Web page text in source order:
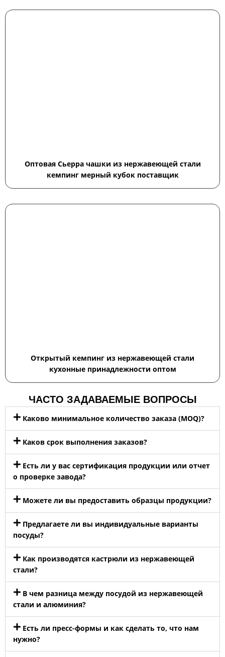
Оптовая Сьерра чашки из нержавеющей стали
кемпинг мерный кубок поставщик
Открытый кемпинг из нержавеющей стали
кухонные принадлежности оптом
ЧАСТО ЗАДАВАЕМЫЕ ВОПРОСЫ
Каково минимальное количество заказа (MOQ)?
Каков срок выполнения заказов?
Есть ли у вас сертификация продукции или отчет
о проверке завода?
Можете ли вы предоставить образцы продукции?
Предлагаете ли вы индивидуальные варианты
посуды?
Как производятся кастрюли из нержавеющей
стали?
В чем разница между посудой из нержавеющей
стали и алюминия?
Есть ли пресс-формы и как сделать то, что нам
нужно?